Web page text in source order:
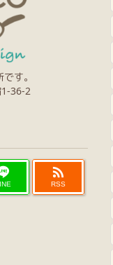
す。
36-2

RSS